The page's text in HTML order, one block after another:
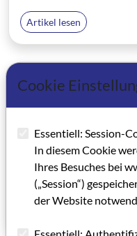
Artikel lesen
01.09.2000
Mehr als
Ein Erfahrungsbericht
Filmvorführung“
Von Martin Loew
Artikel lesen
Cookie
Essentiell: Session-
In diesem Cookie
Ihres Besuches bei
(„Session“)
der Website